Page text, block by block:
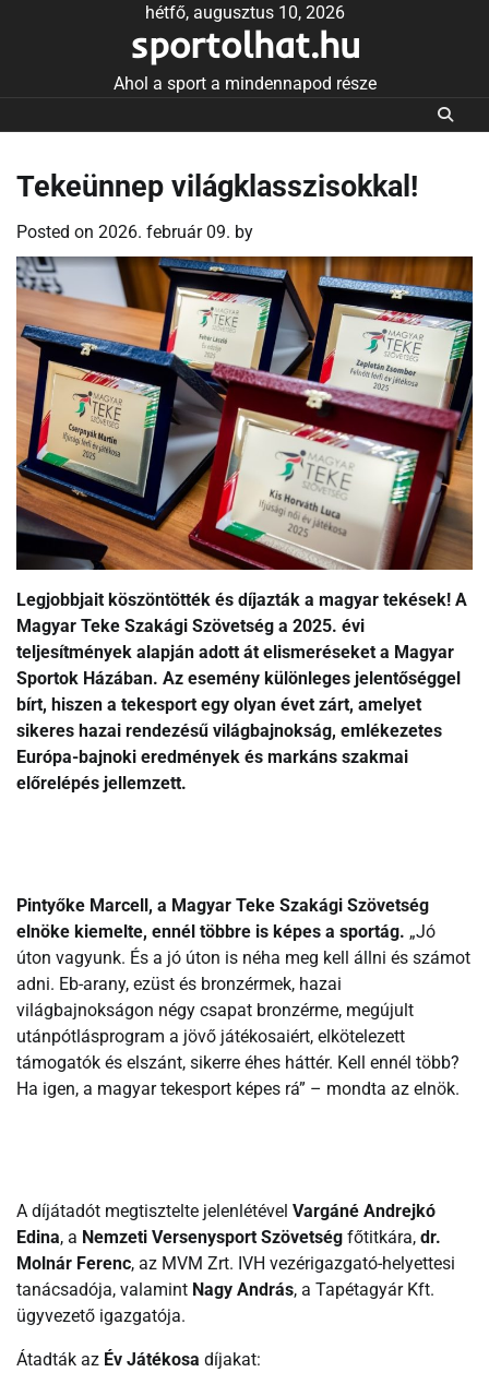
hétfő, augusztus 10, 2026
sportolhat.hu
Ahol a sport a mindennapod része
Tekeünnep világklasszisokkal!
Posted on 2026. február 09. by
Legjobbjait köszöntötték és díjazták a magyar tekések! A
Magyar Teke Szakági Szövetség a 2025. évi
teljesítmények alapján adott át elismeréseket a Magyar
Sportok Házában. Az esemény különleges jelentőséggel
bírt, hiszen a tekesport egy olyan évet zárt, amelyet
sikeres hazai rendezésű világbajnokság, emlékezetes
Európa-bajnoki eredmények és markáns szakmai
előrelépés jellemzett.
Pintyőke Marcell, a Magyar Teke Szakági Szövetség
elnöke kiemelte, ennél többre is képes a sportág. „Jó
úton vagyunk. És a jó úton is néha meg kell állni és számot
adni. Eb-arany, ezüst és bronzérmek, hazai
világbajnokságon négy csapat bronzérme, megújult
utánpótlásprogram a jövő játékosaiért, elkötelezett
támogatók és elszánt, sikerre éhes háttér. Kell ennél több?
Ha igen, a magyar tekesport képes rá” – mondta az elnök.
A díjátadót megtisztelte jelenlétével Vargáné Andrejkó
Edina, a Nemzeti Versenysport Szövetség főtitkára, dr.
Molnár Ferenc, az MVM Zrt. IVH vezérigazgató-helyettesi
tanácsadója, valamint Nagy András, a Tapétagyár Kft.
ügyvezető igazgatója.
Átadták az Év Játékosa díjakat: